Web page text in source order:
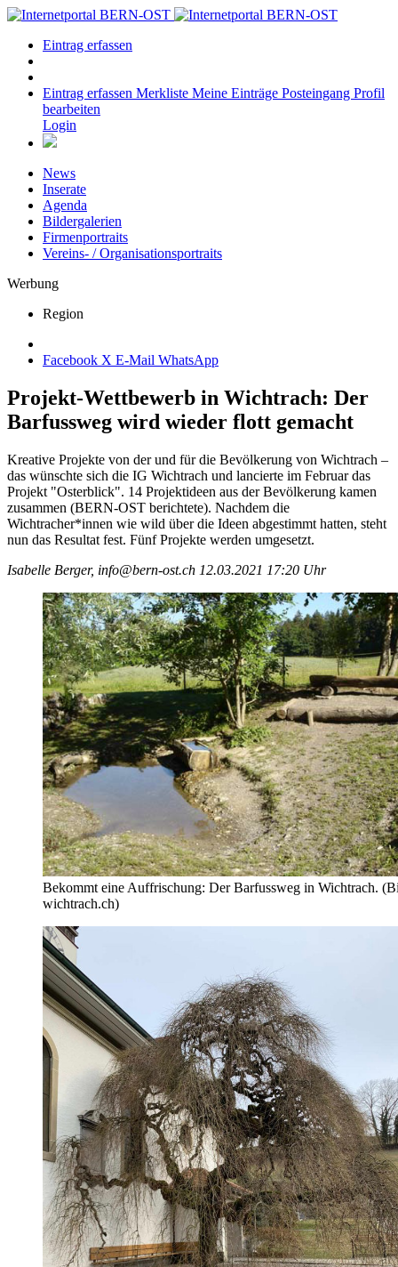
Eintrag erfassen
Eintrag erfassen Merkliste Meine Einträge Posteingang Profil
bearbeiten
Login
News
Inserate
Agenda
Bildergalerien
Firmenportraits
Vereins- / Organisationsportraits
Werbung
Region
Facebook X E-Mail WhatsApp
Projekt-Wettbewerb in Wichtrach: Der
Barfussweg wird wieder flott gemacht
Kreative Projekte von der und für die Bevölkerung von Wichtrach –
das wünschte sich die IG Wichtrach und lancierte im Februar das
Projekt "Osterblick". 14 Projektideen aus der Bevölkerung kamen
zusammen (BERN-OST berichtete). Nachdem die
Wichtracher*innen wie wild über die Ideen abgestimmt hatten, steht
nun das Resultat fest. Fünf Projekte werden umgesetzt.
Isabelle Berger, info@bern-ost.ch 12.03.2021 17:20 Uhr
Bekommt eine Auffrischung: Der Barfussweg in Wichtrach.
wichtrach.ch)